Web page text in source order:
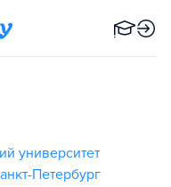
университет
Петербург